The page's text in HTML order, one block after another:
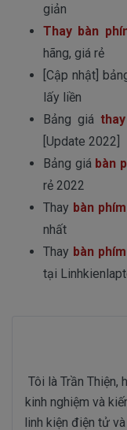
giản
Thay bàn
hãng, giá rẻ
[Cập nhật]
lấy liền
Bảng giá
[Update 2022]
Bảng giá bàn
rẻ 2022
Thay bàn
nhất
Thay bàn
tại
Tôi là Trần Thiện,
kinh nghiệm và
linh kiện điện tử